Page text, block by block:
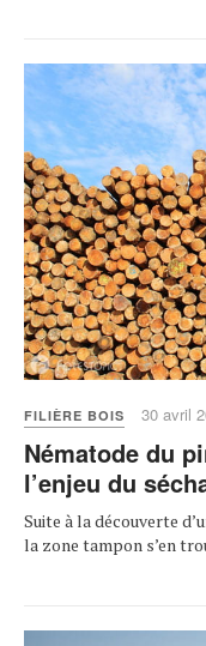
FILIÈRE BOIS 30 avril
Nématode du
l’enjeu du
Suite à la découverte
la zone tampon s’en